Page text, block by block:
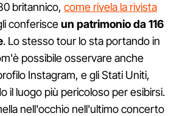
britannico, come rivela la rivista
conferisceun patrimonio da 116
. Lo stesso tour lo sta portando in
possibile osservare anche
Instagram, e gli Stati Uniti,
il luogo più pericoloso per esibirsi.
nell'occhio nell'ultimo concerto